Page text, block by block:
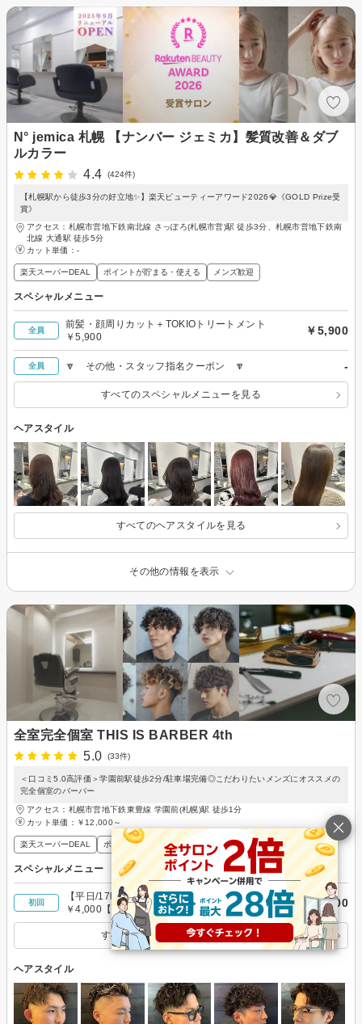
N° jemica 札幌 【ナンバー ジェミカ】髪質改善＆ダブ
ルカラー
4.4
(424件)
【札幌駅から徒歩3分の好立地✨】楽天ビューティーアワード2026💎《GOLD Prize受
賞》
アクセス：札幌市営地下鉄南北線 さっぽろ(札幌市営)駅 徒歩3分、札幌市営地下鉄南
北線 大通駅 徒歩5分
カット単価： -
楽天スーパーDEAL ポイントが貯まる・使える メンズ歓迎
スペシャルメニュー
全員
前髪・顔周りカット＋TOKIOトリートメント
￥5,900
￥5,900
全員 🔽 その他・スタッフ指名クーポン 🔽 -
すべてのスペシャルメニューを見る
ヘアスタイル
すべてのヘアスタイルを見る
その他の情報を表示
全室完全個室 THIS IS BARBER 4th
5.0
(33件)
＜口コミ5.0高評価＞学園前駅徒歩2分/駐車場完備◎こだわりたいメンズにオススメの
完全個室のバーバー
アクセス：札幌市営地下鉄東豊線 学園前(札幌)駅 徒歩1分
カット単価： ￥12,000～
楽天スーパーDEAL ポイントが貯まる・使える メンズ歓迎
スペシャルメニュー
初回
【平日/17時まで限定】メンズカット＋シャンプー
￥4,000【30分】
￥4,000
すべてのスペシャルメニューを見る
ヘアスタイル